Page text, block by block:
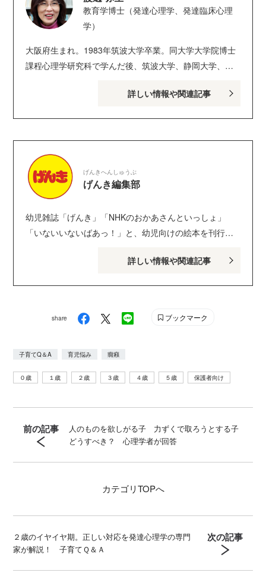
教育学博士（発達心理学、発達臨床心理
学）
大阪府生まれ。1983年筑波大学卒業。同大学大学院博士
課程心理学研究科で学んだ後、筑波大学、静岡大学、途
理学科教授。同大学大学院ライフスキル教育研究所所長
の身の上相談』（講談社）、『親子のためのソーシャル
スキル』（サイエンス社）など。
詳しい情報や関連記事
げんきへんしゅうぶ
げんき編集部
幼児雑誌「げんき」「NHKのおかあさんといっしょ」
「いないいないばあっ！」と、幼児向けの絵本を刊行し
のお子さんがいるパパ・ママを中心に、おもしろくて役
詳しい情報や関連記事
share ブックマーク
子育てQ＆A 育児悩み 癇癪
０歳 １歳 ２歳 ３歳 ４歳 ５歳 保護者向け
前の記事
人のものを欲しがる子 力ずくで取ろうとする子
どうすべき？ 心理学者が回答
カテゴリTOPへ
２歳のイヤイヤ期。正しい対応を発達心理学の専門
家が解説！ 子育てＱ＆Ａ
次の記事